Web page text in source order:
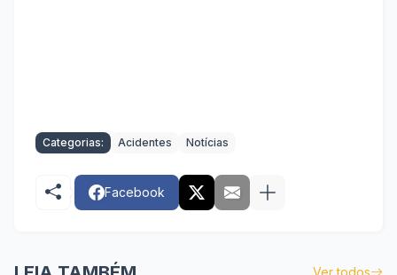
Categorias: Acidentes Notícias
Facebook
Ver todos